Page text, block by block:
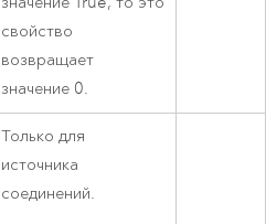
свойство
возвращает
значение 0.
Только для
источника
соединений.